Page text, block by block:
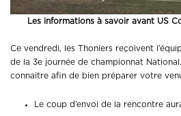
Les informations à savoir avant US
Ce vendredi, les Thoniers reçoivent
de la 3e journée de championnat
connaitre afin de bien préparer votre
Le coup d’envoi de la rencontre